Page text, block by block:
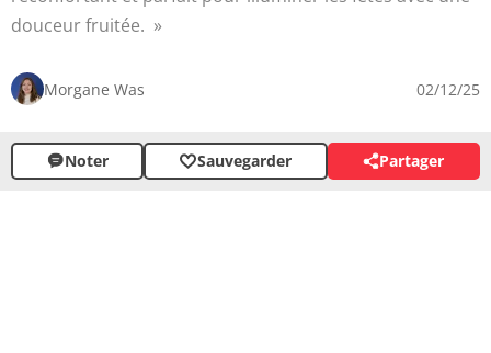
douceur fruitée.
Morgane Was 02/12/25
Noter Sauvegarder Partager